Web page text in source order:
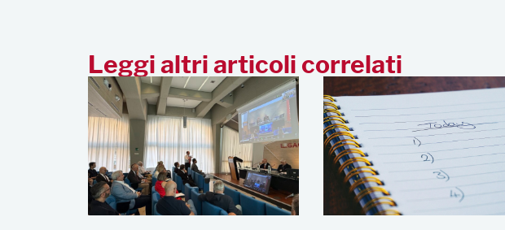
Leggi altri articoli correlati